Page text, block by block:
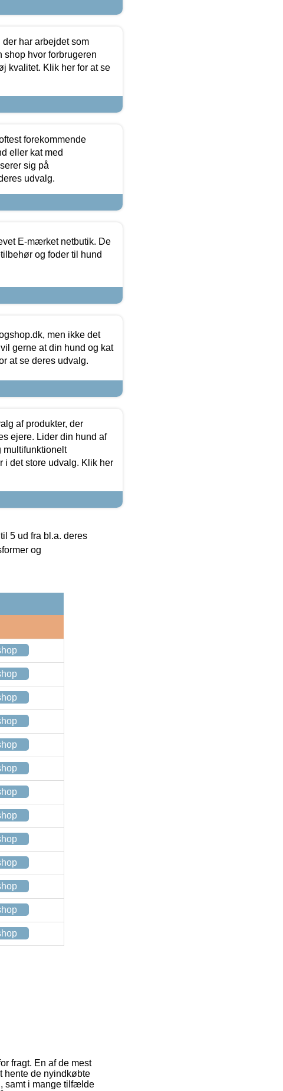
har arbejdet som
shop hvor forbrugeren
kvalitet. Klik her for at se
forekommende
eller kat med
sig på
udvalg.
E-mærket netbutik. De
og foder til hund
men ikke det
gerne at din hund og kat
at se deres udvalg.
af produkter, der
ejere. Lider din hund af
multifunktionelt
i det store udvalg. Klik her
5 ud fra bl.a. deres
og
fragt. En af de mest
hente de nyindkøbte
samt i mange tilfælde